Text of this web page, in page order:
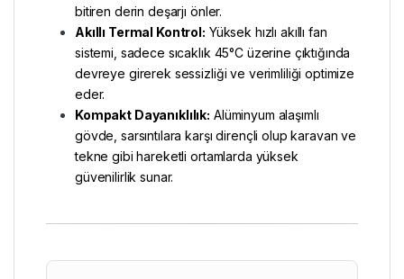
bitiren derin deşarjı önler.
Akıllı Termal Kontrol: Yüksek hızlı akıllı fan
sistemi, sadece sıcaklık 45°C üzerine çıktığında
devreye girerek sessizliği ve verimliliği optimize
eder.
Kompakt Dayanıklılık: Alüminyum alaşımlı
gövde, sarsıntılara karşı dirençli olup karavan ve
tekne gibi hareketli ortamlarda yüksek
güvenilirlik sunar.